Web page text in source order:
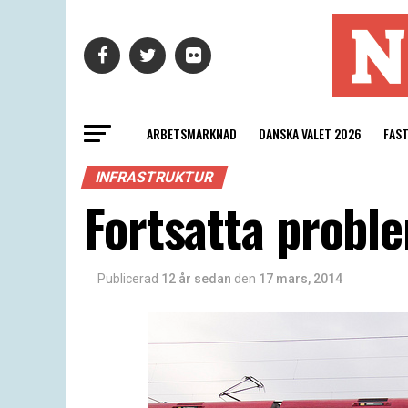
ARBETSMARKNAD DANSKA VALET 2026
INFRASTRUKTUR
Fortsatta
Publicerad 12 år sedan den 17 mars, 2014